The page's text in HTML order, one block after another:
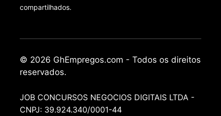
compartilhados.
© 2026 GhEmpregos.com - Todos os direitos
reservados.
JOB CONCURSOS NEGOCIOS DIGITAIS LTDA -
CNPJ: 39.924.340/0001-44